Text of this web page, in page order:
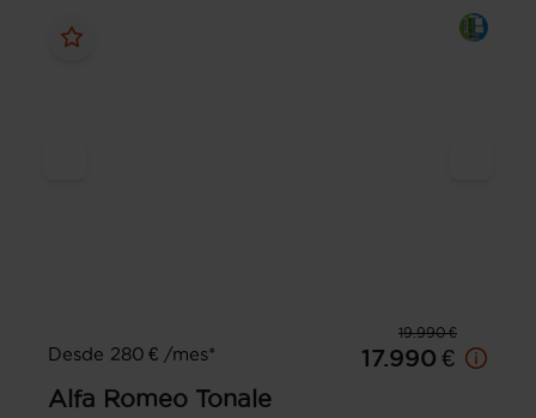
19.990 €
Desde 280 € /mes*
17.990 €
Alfa Romeo Tonale